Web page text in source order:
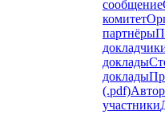
сообщение
комитет
партнёры
доклады
доклады
(.pdf)
участники